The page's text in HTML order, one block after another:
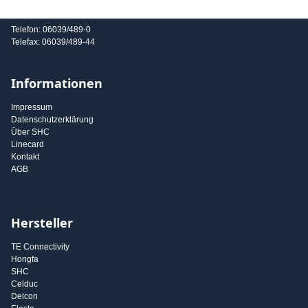
Telefon: 06039/489-0
Telefax: 06039/489-44
Informationen
Impressum
Datenschutzerklärung
Über SHC
Linecard
Kontakt
AGB
Hersteller
TE Connectivity
Hongfa
SHC
Celduc
Delcon